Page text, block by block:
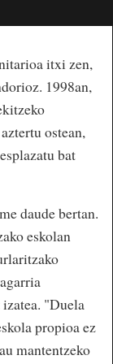
itxi zen,
1998an,
ostean,
bat
daude bertan.
eskolan
"Duela
propioa ez
mantentzeko